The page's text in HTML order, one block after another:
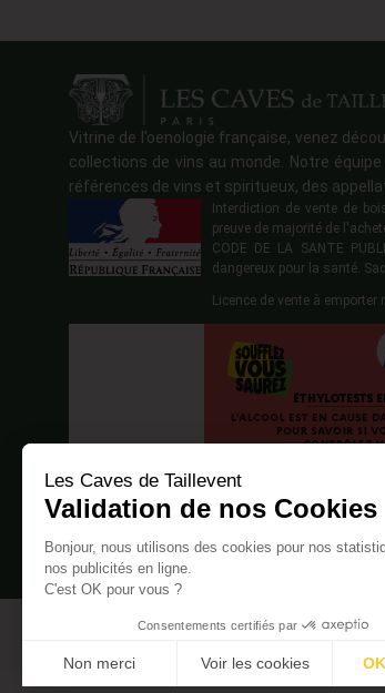
Vitrine de l’oenologie française, venez
collections de vins au monde. Notre
références de vins et spiritueux, des
Interdiction de vente de
preuve de majorité de
CODE DE LA SANTE
dangereux pour la santé.
Licence de vente à emporter
Les Caves de Taillevent
Validation de nos Cookies
Bonjour, nous utilisons des cookies pour nos
nos publicités en ligne.
C'est OK pour vous ?
Consentements certifiés par
Non merci Voir les cookies